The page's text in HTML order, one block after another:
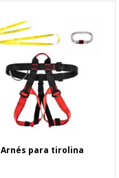
Arnés para tirolina